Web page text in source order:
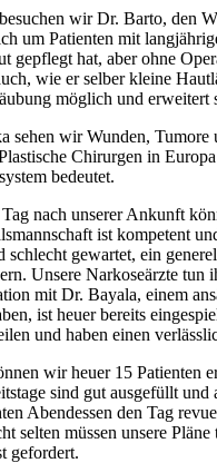
wir Dr. Barto, den
um Patienten mit
gepflegt hat, aber ohne
wie er selber kleine
möglich und erweitert
sehen wir Wunden,
Chirurgen in
bedeutet.
nach unserer Ankunft
ist kompetent
schlecht gewartet, ein
Unsere Narkoseärzte tun
mit Dr. Bayala, einem
ist heuer bereits
und haben einen
wir heuer 15 Patienten
sind gut ausgefüllt
Abendessen den Tag
selten müssen unsere
gefordert.